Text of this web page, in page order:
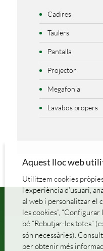
Cadires
Taulers
Pantalla
Projector
Megafonia
Lavabos propers
Aquest lloc web
Utilitzem cookies
l’experiència d’usuari,
al web i personalitzar el
les cookies”,
bé “Rebutjar-les totes”
són necessàries).
per obtenir més